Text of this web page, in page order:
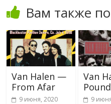
Вам также
Van Halen —
From Afar
9 июня, 2020
Van
9